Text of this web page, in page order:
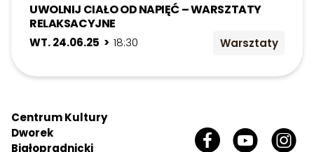
UWOLNIJ CIAŁO OD NAPIĘĆ – WARSZTATY
RELAKSACYJNE
WT. 24.06.25 > 18:30 Warsztaty
Centrum Kultury
Dworek
Białoprądnicki